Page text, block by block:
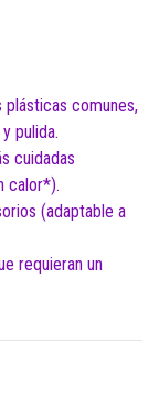
plásticas comunes,
pulida.
cuidadas
calor*).
(adaptable a
requieran un